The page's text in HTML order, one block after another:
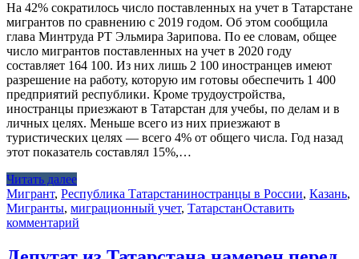
На 42% сократилось число поставленных на учет в Татарстане
мигрантов по сравнению с 2019 годом. Об этом сообщила
глава Минтруда РТ Эльмира Зарипова. По ее словам, общее
число мигрантов поставленных на учет в 2020 году
составляет 164 100. Из них лишь 2 100 иностранцев имеют
разрешение на работу, которую им готовы обеспечить 1 400
предприятий республики. Кроме трудоустройства,
иностранцы приезжают в Татарстан для учебы, по делам и в
личных целях. Меньше всего из них приезжают в
туристических целях — всего 4% от общего числа. Год назад
этот показатель составлял 15%,…
Читать далее
Мигрант, Республика Татарстаниностранцы в России, Казань,
Мигранты, миграционный учет, ТатарстанОставить
комментарий